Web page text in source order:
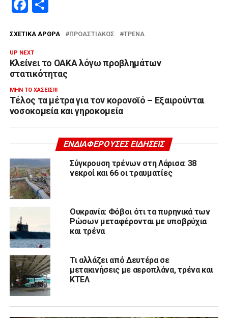
Facebook
ΣΧΕΤΙΚΆ ΆΡΘΡΑ ΠΡΟΑΣΤΙΑΚΌΣ ΤΡΈΝΑ
UP NEXT
Κλείνει το ΟΑΚΑ λόγω προβλημάτων
στατικότητας
ΜΗΝ ΤΟ ΧΆΣΕΙΣ!!!
Τέλος τα μέτρα για τον κορονοϊό – Εξαιρούνται
νοσοκομεία και γηροκομεία
ΕΝΔΙΑΦΈΡΟΥΣΕΣ ΕΙΔΉΣΕΙΣ
Σύγκρουση τρένων στη Λάρισα: 38
νεκροί και 66 οι τραυματίες
Ουκρανία: Φόβοι ότι τα πυρηνικά των
Ρώσων μεταφέρονται με υποβρύχια
και τρένα
Τι αλλάζει από Δευτέρα σε
μετακινήσεις με αεροπλάνα, τρένα και
ΚΤΕΛ